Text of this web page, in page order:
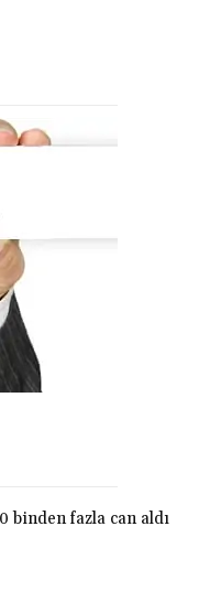
binden fazla can aldı